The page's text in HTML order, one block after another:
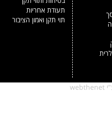
תעודת אחריות
תוי תקן ואמון הציבור